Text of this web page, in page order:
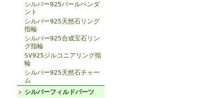
シルバー925パールペンダ
ント
シルバー925天然石リング
指輪
シルバー925合成宝石リン
グ指輪
SV925ジルコニアリング指
輪
シルバー925天然石チャー
ム
シルバーフィルドパーツ